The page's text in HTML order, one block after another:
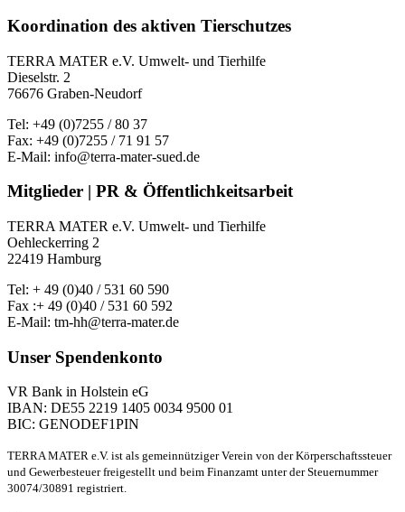
Koordination des aktiven Tierschutzes
TERRA MATER e.V. Umwelt- und Tierhilfe
Dieselstr. 2
76676 Graben-Neudorf
Tel: +49 (0)7255 / 80 37
Fax: +49 (0)7255 / 71 91 57
E-Mail: info@terra-mater-sued.de
Mitglieder | PR & Öffentlichkeitsarbeit
TERRA MATER e.V. Umwelt- und Tierhilfe
Oehleckerring 2
22419 Hamburg
Tel: + 49 (0)40 / 531 60 590
Fax :+ 49 (0)40 / 531 60 592
E-Mail: tm-hh@terra-mater.de
Unser Spendenkonto
VR Bank in Holstein eG
IBAN: DE55 2219 1405 0034 9500 01
BIC: GENODEF1PIN
TERRA MATER e.V. ist als gemeinnütziger Verein von der Körperschaftssteuer
und Gewerbesteuer freigestellt und beim Finanzamt unter der Steuernummer
30074/30891 registriert.